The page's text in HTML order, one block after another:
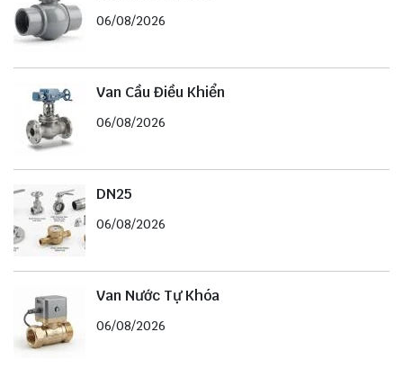
06/08/2026
Van Cầu Điều Khiển
06/08/2026
DN25
06/08/2026
Van Nước Tự Khóa
06/08/2026